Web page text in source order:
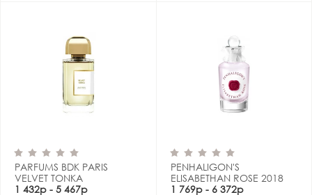
PARFUMS BDK PARIS
VELVET TONKA
1 432р - 5 467р
PENHALIGON'S
ELISABETHAN ROSE 2018
1 769р - 6 372р